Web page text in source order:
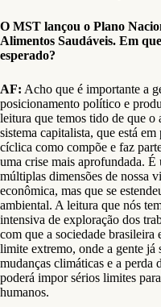
O MST lançou o Plano
Alimentos Saudáveis. Em
esperado?
AF: Acho que é importante a
posicionamento político e
leitura que temos tido de que
sistema capitalista, que está
cíclica como compõe e faz
uma crise mais aprofundada. É
múltiplas dimensões de nossa
econômica, mas que se
ambiental. A leitura que nós
intensiva de exploração dos
com que a sociedade brasileira
limite extremo, onde a gente já
mudanças climáticas e a perda
poderá impor sérios limites
humanos.